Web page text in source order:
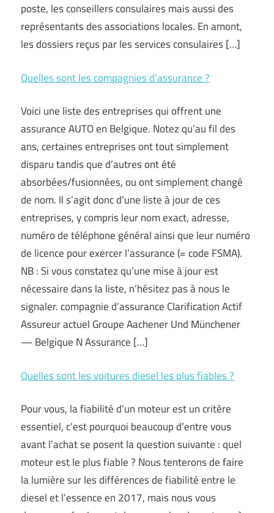
poste, les conseillers consulaires mais aussi des
représentants des associations locales. En amont,
les dossiers reçus par les services consulaires […]
Quelles sont les compagnies d’assurance ?
Voici une liste des entreprises qui offrent une
assurance AUTO en Belgique. Notez qu’au fil des
ans, certaines entreprises ont tout simplement
disparu tandis que d’autres ont été
absorbées/fusionnées, ou ont simplement changé
de nom. Il s’agit donc d’une liste à jour de ces
entreprises, y compris leur nom exact, adresse,
numéro de téléphone général ainsi que leur numéro
de licence pour exercer l’assurance (= code FSMA).
NB : Si vous constatez qu’une mise à jour est
nécessaire dans la liste, n’hésitez pas à nous le
signaler. compagnie d’assurance Clarification Actif
Assureur actuel Groupe Aachener Und Münchener
— Belgique N Assurance […]
Quelles sont les voitures diesel les plus fiables ?
Pour vous, la fiabilité d’un moteur est un critère
essentiel, c’est pourquoi beaucoup d’entre vous
avant l’achat se posent la question suivante : quel
moteur est le plus fiable ? Nous tenterons de faire
la lumière sur les différences de fiabilité entre le
diesel et l’essence en 2017, mais nous vous